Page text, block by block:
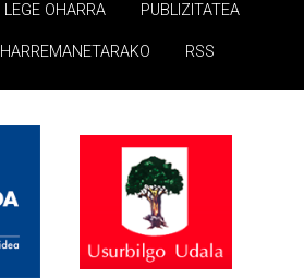
LEGE OHARRA PUBLIZITATEA
HARREMANETARAKO RSS